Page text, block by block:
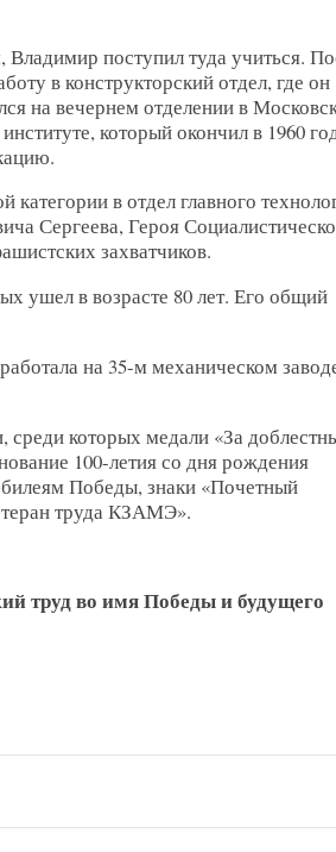
поступил туда учиться.
в конструкторский отдел, где он
на вечернем отделении в
который окончил в 1960
в отдел главного
Сергеева, Героя
захватчиков.
ушел в возрасте 80 лет. Его общий
на 35-м механическом
которых медали «За
100-летия со дня рождения
Победы, знаки «Почетный
труда КЗАМЭ».
труд во имя Победы и будущего